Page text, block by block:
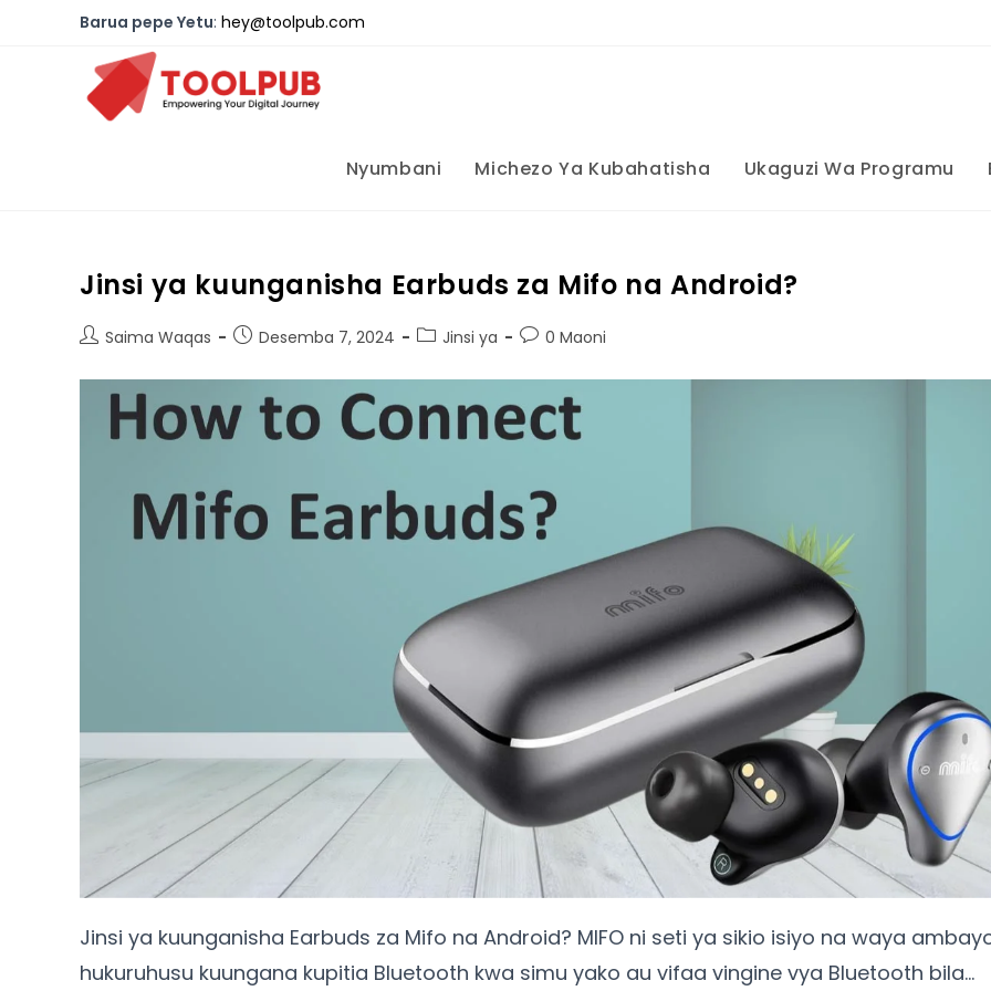
Barua pepe Yetu: hey@toolpub.com
Nyumbani Michezo Ya Kubahatisha Ukaguzi Wa Programu
Jinsi ya kuunganisha Earbuds za Mifo na Android?
Saima Waqas Desemba 7, 2024 Jinsi ya 0 Maoni
Jinsi ya kuunganisha Earbuds za Mifo na Android? MIFO ni seti ya sikio isiyo na waya
hukuruhusu kuungana kupitia Bluetooth kwa simu yako au vifaa vingine vya Bluetooth bila…